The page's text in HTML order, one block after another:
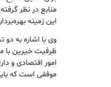
منابع در نظر
این زمینه
وی با اشاره به
ظرفیت خیرین با
امور اقتصادی و
موفقی است که